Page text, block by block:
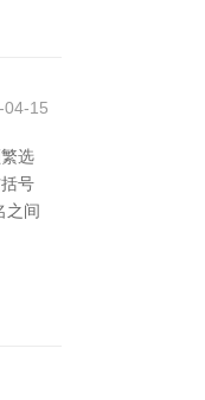
04-15
选
号
之间